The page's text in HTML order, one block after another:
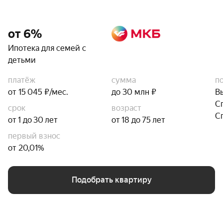
от 6%
Ипотека для семей с
детьми
платёж
от 15 045 ₽/мес.
сумма
до 30 млн ₽
срок
от 1 до 30 лет
возраст
от 18 до 75 лет
первый взнос
от 20,01%
Подобрать квартиру